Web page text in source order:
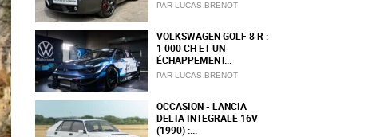
PAR LUCAS BRENOT
VOLKSWAGEN GOLF 8 R :
1 000 CH ET UN
ÉCHAPPEMENT...
PAR LUCAS BRENOT
OCCASION - LANCIA
DELTA INTEGRALE 16V
(1990) :...